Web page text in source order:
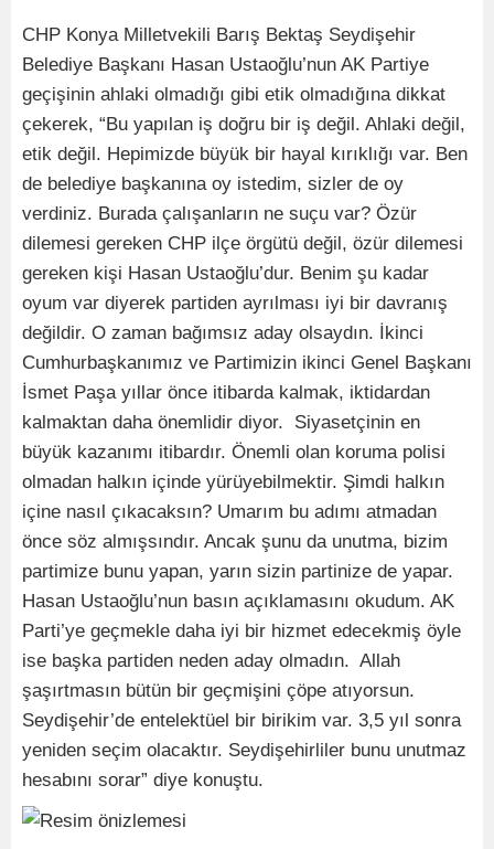
CHP Konya Milletvekili Barış Bektaş Seydişehir
Belediye Başkanı Hasan Ustaoğlu’nun AK Partiye
geçişinin ahlaki olmadığı gibi etik olmadığına dikkat
çekerek, “Bu yapılan iş doğru bir iş değil. Ahlaki değil,
etik değil. Hepimizde büyük bir hayal kırıklığı var. Ben
de belediye başkanına oy istedim, sizler de oy
verdiniz. Burada çalışanların ne suçu var? Özür
dilemesi gereken CHP ilçe örgütü değil, özür dilemesi
gereken kişi Hasan Ustaoğlu’dur. Benim şu kadar
oyum var diyerek partiden ayrılması iyi bir davranış
değildir. O zaman bağımsız aday olsaydın. İkinci
Cumhurbaşkanımız ve Partimizin ikinci Genel Başkanı
İsmet Paşa yıllar önce itibarda kalmak, iktidardan
kalmaktan daha önemlidir diyor. Siyasetçinin en
büyük kazanımı itibardır. Önemli olan koruma polisi
olmadan halkın içinde yürüyebilmektir. Şimdi halkın
içine nasıl çıkacaksın? Umarım bu adımı atmadan
önce söz almışsındır. Ancak şunu da unutma, bizim
partimize bunu yapan, yarın sizin partinize de yapar.
Hasan Ustaoğlu’nun basın açıklamasını okudum. AK
Parti’ye geçmekle daha iyi bir hizmet edecekmiş öyle
ise başka partiden neden aday olmadın. Allah
şaşırtmasın bütün bir geçmişini çöpe atıyorsun.
Seydişehir’de entelektüel bir birikim var. 3,5 yıl sonra
yeniden seçim olacaktır. Seydişehirliler bunu unutmaz
hesabını sorar” diye konuştu.